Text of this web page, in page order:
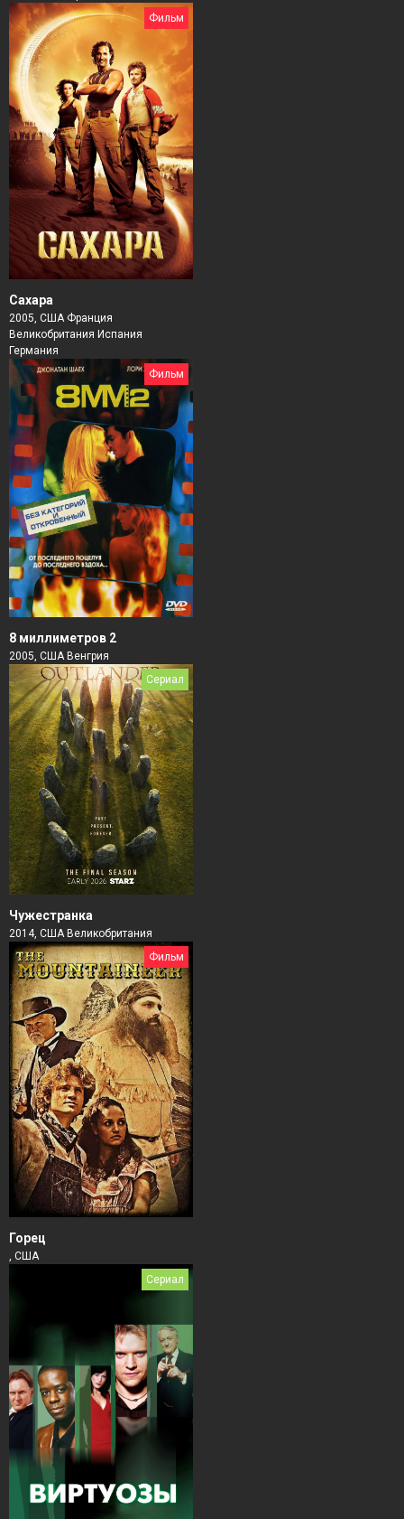
Фильм
Сахара
2005, США Франция
Великобритания Испания
Германия
Фильм
8 миллиметров 2
2005, США Венгрия
Сериал
Чужестранка
2014, США Великобритания
Фильм
Горец
, США
Сериал